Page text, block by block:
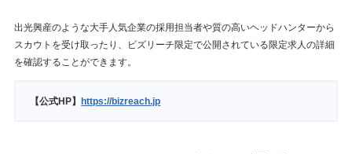
出光興産のような大手人気企業の採用担当者や質の高いヘッドハンターから
スカウトを受け取ったり、ビズリーチ限定で公開されている限定求人の詳細
を確認することができます。
【公式HP】https://bizreach.jp